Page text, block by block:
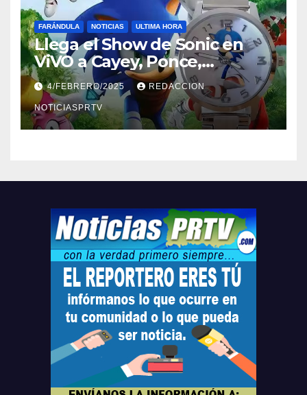
FARÁNDULA NOTICIAS ULTIMA HORA
Llega el Show de Sonic en
ViVO a Cayey, Ponce,
Barceloneta y Humacao,
Relojes gratis para el que
compre ahora….
4/FEBRERO/2025 REDACCION
NOTICIASPRTV